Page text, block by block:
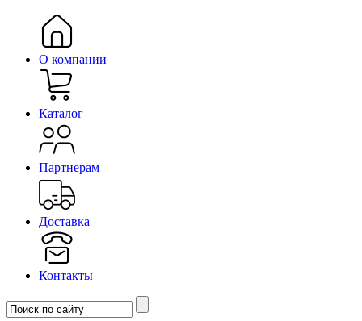
О компании
Каталог
Партнерам
Доставка
Контакты